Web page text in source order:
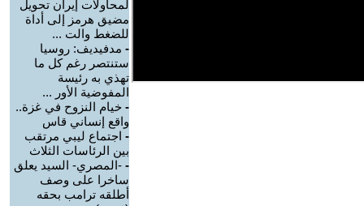
لمحاولات إيران تحويل
مضيق هرمز إلى أداة
للضغط والت ...
- مدفيديف: روسيا
ستنتصر رغم كل ما
تهذي به رئيسة
المفوضية الأور ...
- خيام النزوح في غزة..
واقع إنساني قاس
- اجتماع ليبي مرتقب
بين الرئاسات الثلاث
- -المصري- السيد يعلق
ساخرا على وصف
أطلقه ترامب بحقه